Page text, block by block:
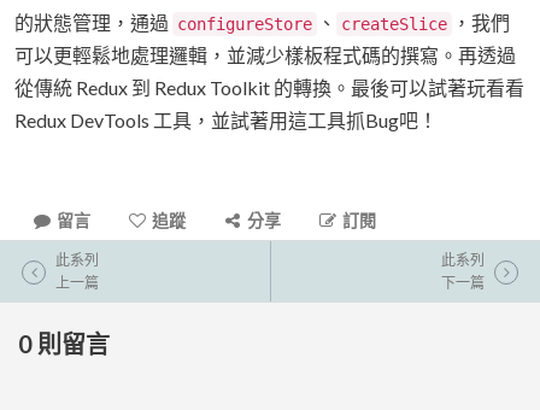
的狀態管理，通過 configureStore 、 createSlice
，我們
可以更輕鬆地處理邏輯，並減少樣板程式碼的撰寫。再透過
從傳統 Redux 到 Redux Toolkit 的轉換。最後可以試著玩看看
Redux DevTools 工具，並試著用這工具抓Bug吧！
留言 追蹤 分享 訂閱
此系列
上一篇
此系列
下一篇
0 則留言